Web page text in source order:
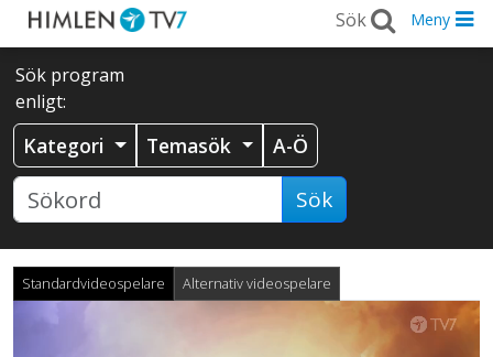
Meny
Sök program
enligt:
Kategori Temasök A-Ö
Sök
Standardvideospelare Alternativ videospelare